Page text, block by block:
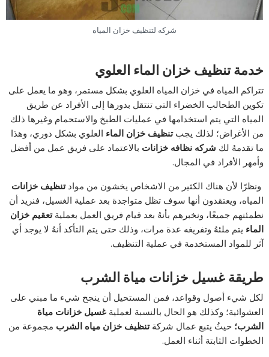
شركه لتنظيف خزان المياه
خدمة تنظيف خزان الماء العلوي
تتراكم المياه في خزان المياه العلوي بشكل مستمر، وهو ما يعمل على
تكوين الطحالب الخضراء التي تنتقل بدورها إلى الأفراد عن طريق
المياه التي يتم استخدامها في عمليات الطبخ والاستحمام وغيرها ذلك
من الأغراض؛ لذلك يجبتنظيف خزان الماء العلوي بشكل دوري، وهذا
ما تقدمهُ لك شركه نظافه خزانات بالاعتماد على فريق عمل من أفضل
وأمهر الأفراد في المجال.
ونظرًا لأن هناك الكثير من الاشخاص يخشون من موادتنظيف خزانات
المياه، ويعتقدون أنها سوف تظل متواجدة بعد عملية الغسيل، فنريد أن
نطمئنهم جميعًا، ونخبرهم بأنهُ بعد قيام فريق العمل بعمليةتعقيم خزان
الماء يتم ملئهُ وتفريغه عدة مرات، وذلك حتى يتم التأكد أنهُ لا يوجد أي
آثر للمواد المستخدمة في عملية التنظيف.
طريقة غسيل خزانات مياة الشرب
لكل شيء أصول وقواعد، فمن المستحيل أن ينجح شيء ما مبني على
العشوائية؛ وكذلك هو الحال بالنسبة لعمليةغسيل خزانات مياة
الشرب؛ حيثُ يتبع عمال شركةتنظيف خزان مياه الشرب مجموعة من
الخطوات الثابتة أثناء العمل.